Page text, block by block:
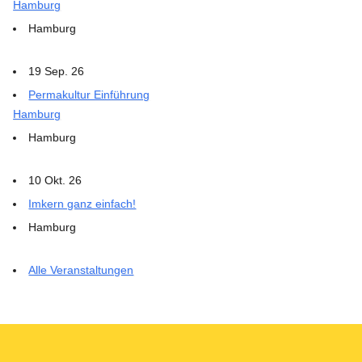
Hamburg
Hamburg
19 Sep. 26
Permakultur Einführung
Hamburg
Hamburg
10 Okt. 26
Imkern ganz einfach!
Hamburg
Alle Veranstaltungen